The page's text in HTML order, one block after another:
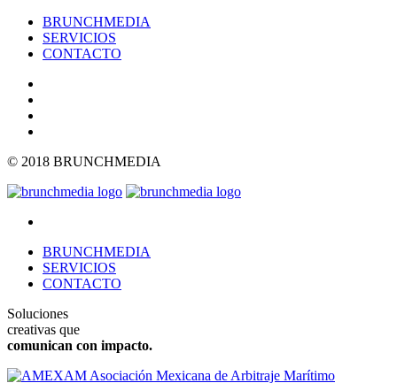
BRUNCHMEDIA
SERVICIOS
CONTACTO
© 2018 BRUNCHMEDIA
BRUNCHMEDIA
SERVICIOS
CONTACTO
Soluciones
creativas que
comunican con impacto.